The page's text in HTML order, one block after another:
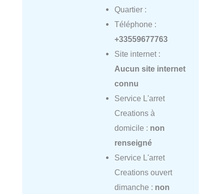
Quartier :
Téléphone :
+33559677763
Site internet :
Aucun site internet
connu
Service L'arret
Creations à
domicile : non
renseigné
Service L'arret
Creations ouvert
dimanche : non